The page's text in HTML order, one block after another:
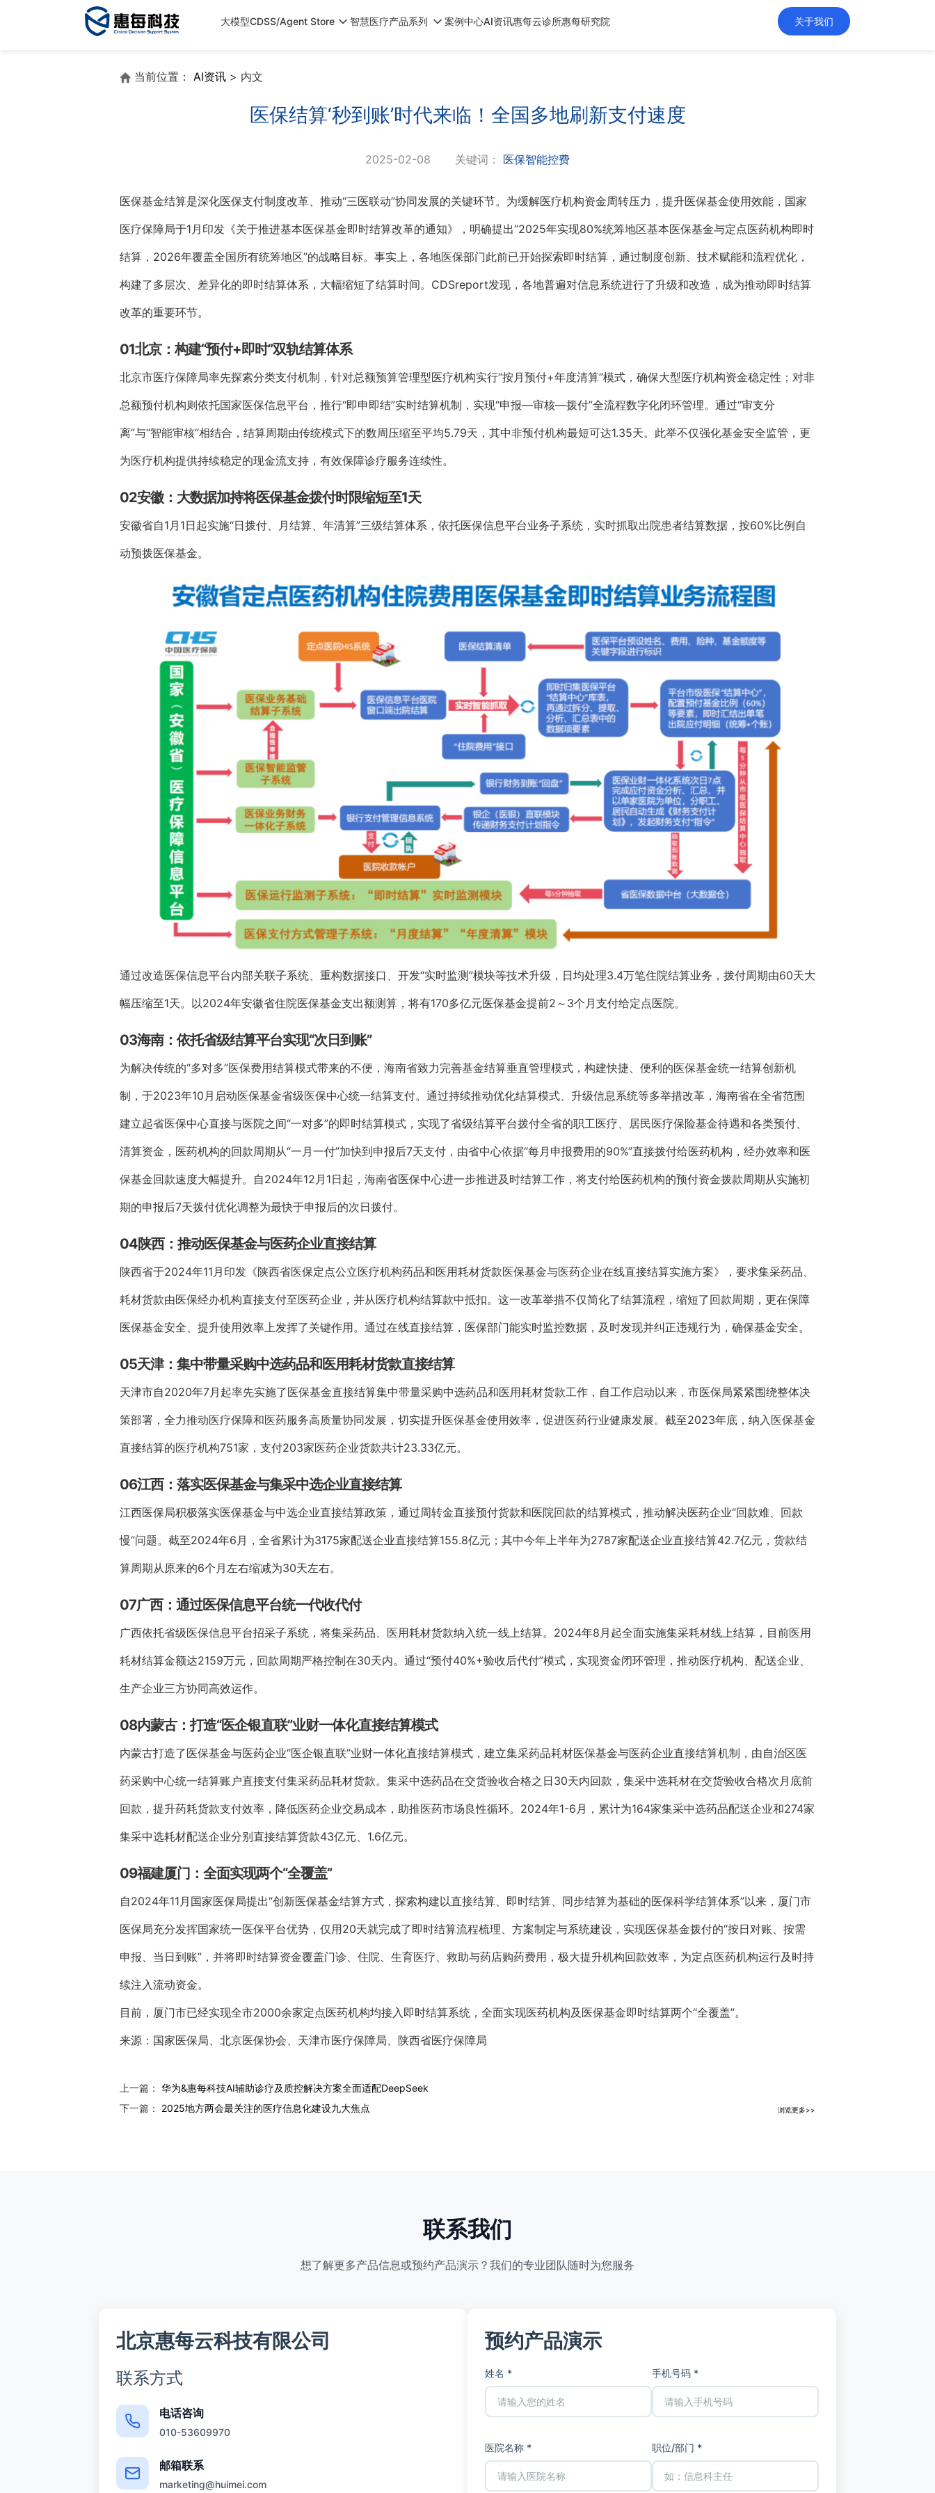
大模型CDSS/Agent Store 智慧医疗产品系列 案例中心AI资讯惠每云诊所惠每研究院 关于我们
当前位置： AI资讯 > 内文
医保结算‘秒到账’时代来临！全国多地刷新支付速度
2025-02-08 关键词： 医保智能控费
医保基金结算是深化医保支付制度改革、推动“三医联动”协同发展的关键环节。为缓解医疗机构资金周转压力，提升医保基金使用效能，国家
医疗保障局于1月印发《关于推进基本医保基金即时结算改革的通知》，明确提出“2025年实现80%统筹地区基本医保基金与定点医药机构即时
结算，2026年覆盖全国所有统筹地区”的战略目标。事实上，各地医保部门此前已开始探索即时结算，通过制度创新、技术赋能和流程优化，
构建了多层次、差异化的即时结算体系，大幅缩短了结算时间。CDSreport发现，各地普遍对信息系统进行了升级和改造，成为推动即时结算
改革的重要环节。
01北京：构建“预付+即时”双轨结算体系
北京市医疗保障局率先探索分类支付机制，针对总额预算管理型医疗机构实行“按月预付+年度清算”模式，确保大型医疗机构资金稳定性；对非
总额预付机构则依托国家医保信息平台，推行“即申即结”实时结算机制，实现“申报—审核—拨付”全流程数字化闭环管理。通过“审支分
离”与“智能审核”相结合，结算周期由传统模式下的数周压缩至平均5.79天，其中非预付机构最短可达1.35天。此举不仅强化基金安全监管，更
为医疗机构提供持续稳定的现金流支持，有效保障诊疗服务连续性。
02安徽：大数据加持将医保基金拨付时限缩短至1天
安徽省自1月1日起实施“日拨付、月结算、年清算”三级结算体系，依托医保信息平台业务子系统，实时抓取出院患者结算数据，按60%比例自
动预拨医保基金。
通过改造医保信息平台内部关联子系统、重构数据接口、开发“实时监测”模块等技术升级，日均处理3.4万笔住院结算业务，拨付周期由60天大
幅压缩至1天。以2024年安徽省住院医保基金支出额测算，将有170多亿元医保基金提前2～3个月支付给定点医院。
03海南：依托省级结算平台实现“次日到账”
为解决传统的“多对多”医保费用结算模式带来的不便，海南省致力完善基金结算垂直管理模式，构建快捷、便利的医保基金统一结算创新机
制，于2023年10月启动医保基金省级医保中心统一结算支付。通过持续推动优化结算模式、升级信息系统等多举措改革，海南省在全省范围
建立起省医保中心直接与医院之间“一对多”的即时结算模式，实现了省级结算平台拨付全省的职工医疗、居民医疗保险基金待遇和各类预付、
清算资金，医药机构的回款周期从“一月一付”加快到申报后7天支付，由省中心依据“每月申报费用的90%”直接拨付给医药机构，经办效率和医
保基金回款速度大幅提升。自2024年12月1日起，海南省医保中心进一步推进及时结算工作，将支付给医药机构的预付资金拨款周期从实施初
期的申报后7天拨付优化调整为最快于申报后的次日拨付。
04陕西：推动医保基金与医药企业直接结算
陕西省于2024年11月印发《陕西省医保定点公立医疗机构药品和医用耗材货款医保基金与医药企业在线直接结算实施方案》，要求集采药品、
耗材货款由医保经办机构直接支付至医药企业，并从医疗机构结算款中抵扣。这一改革举措不仅简化了结算流程，缩短了回款周期，更在保障
医保基金安全、提升使用效率上发挥了关键作用。通过在线直接结算，医保部门能实时监控数据，及时发现并纠正违规行为，确保基金安全。
05天津：集中带量采购中选药品和医用耗材货款直接结算
天津市自2020年7月起率先实施了医保基金直接结算集中带量采购中选药品和医用耗材货款工作，自工作启动以来，市医保局紧紧围绕整体决
策部署，全力推动医疗保障和医药服务高质量协同发展，切实提升医保基金使用效率，促进医药行业健康发展。截至2023年底，纳入医保基金
直接结算的医疗机构751家，支付203家医药企业货款共计23.33亿元。
06江西：落实医保基金与集采中选企业直接结算
江西医保局积极落实医保基金与中选企业直接结算政策，通过周转金直接预付货款和医院回款的结算模式，推动解决医药企业“回款难、回款
慢”问题。截至2024年6月，全省累计为3175家配送企业直接结算155.8亿元；其中今年上半年为2787家配送企业直接结算42.7亿元，货款结
算周期从原来的6个月左右缩减为30天左右。
07广西：通过医保信息平台统一代收代付
广西依托省级医保信息平台招采子系统，将集采药品、医用耗材货款纳入统一线上结算。2024年8月起全面实施集采耗材线上结算，目前医用
耗材结算金额达2159万元，回款周期严格控制在30天内。通过“预付40%+验收后代付”模式，实现资金闭环管理，推动医疗机构、配送企业、
生产企业三方协同高效运作。
08内蒙古：打造“医企银直联”业财一体化直接结算模式
内蒙古打造了医保基金与医药企业“医企银直联”业财一体化直接结算模式，建立集采药品耗材医保基金与医药企业直接结算机制，由自治区医
药采购中心统一结算账户直接支付集采药品耗材货款。集采中选药品在交货验收合格之日30天内回款，集采中选耗材在交货验收合格次月底前
回款，提升药耗货款支付效率，降低医药企业交易成本，助推医药市场良性循环。2024年1-6月，累计为164家集采中选药品配送企业和274家
集采中选耗材配送企业分别直接结算货款43亿元、1.6亿元。
09福建厦门：全面实现两个“全覆盖”
自2024年11月国家医保局提出“创新医保基金结算方式，探索构建以直接结算、即时结算、同步结算为基础的医保科学结算体系”以来，厦门市
医保局充分发挥国家统一医保平台优势，仅用20天就完成了即时结算流程梳理、方案制定与系统建设，实现医保基金拨付的“按日对账、按需
申报、当日到账”，并将即时结算资金覆盖门诊、住院、生育医疗、救助与药店购药费用，极大提升机构回款效率，为定点医药机构运行及时持
续注入流动资金。
目前，厦门市已经实现全市2000余家定点医药机构均接入即时结算系统，全面实现医药机构及医保基金即时结算两个“全覆盖”。
来源：国家医保局、北京医保协会、天津市医疗保障局、陕西省医疗保障局
上一篇： 华为&惠每科技AI辅助诊疗及质控解决方案全面适配DeepSeek
下一篇： 2025地方两会最关注的医疗信息化建设九大焦点 浏览更多>>
联系我们
想了解更多产品信息或预约产品演示？我们的专业团队随时为您服务
北京惠每云科技有限公司
联系方式
电话咨询
010-53609970
邮箱联系
marketing@huimei.com
预约产品演示
姓名 * 手机号码 *
医院名称 * 职位/部门 *